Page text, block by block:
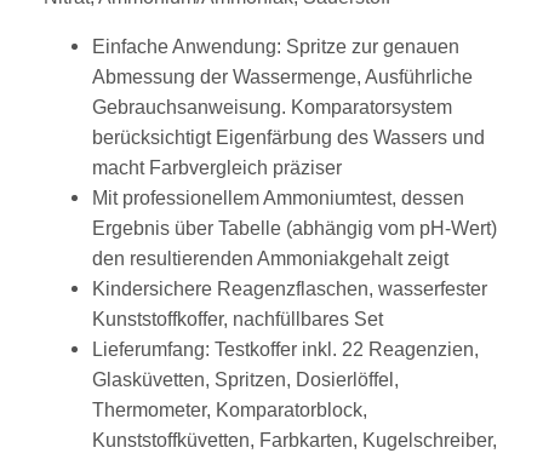
Einfache Anwendung: Spritze zur genauen
Abmessung der Wassermenge, Ausführliche
Gebrauchsanweisung. Komparatorsystem
berücksichtigt Eigenfärbung des Wassers und
macht Farbvergleich präziser
Mit professionellem Ammoniumtest, dessen
Ergebnis über Tabelle (abhängig vom pH-Wert)
den resultierenden Ammoniakgehalt zeigt
Kindersichere Reagenzflaschen, wasserfester
Kunststoffkoffer, nachfüllbares Set
Lieferumfang: Testkoffer inkl. 22 Reagenzien,
Glasküvetten, Spritzen, Dosierlöffel,
Thermometer, Komparatorblock,
Kunststoffküvetten, Farbkarten, Kugelschreiber,